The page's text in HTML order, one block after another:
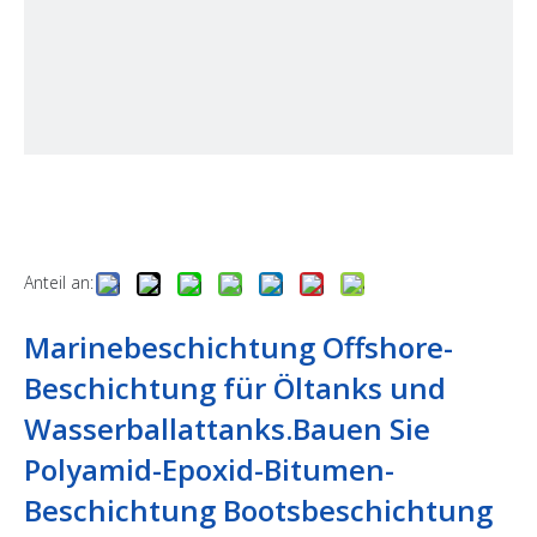
Anteil an:
Marinebeschichtung Offshore-
Beschichtung für Öltanks und
Wasserballattanks.Bauen Sie
Polyamid-Epoxid-Bitumen-
Beschichtung Bootsbeschichtung